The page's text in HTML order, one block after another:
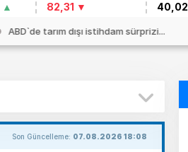
82,31
40,02
ABD`de tarım dışı istihdam sürprizi...
Son Güncelleme: 07.08.2026 18:08